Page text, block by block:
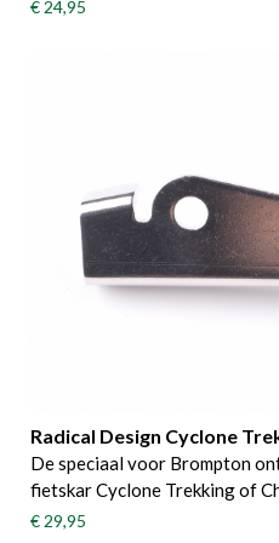
€ 24,95
Radical Design Cyclone
De speciaal voor Brompton
fietskar Cyclone Trekking of
€ 29,95